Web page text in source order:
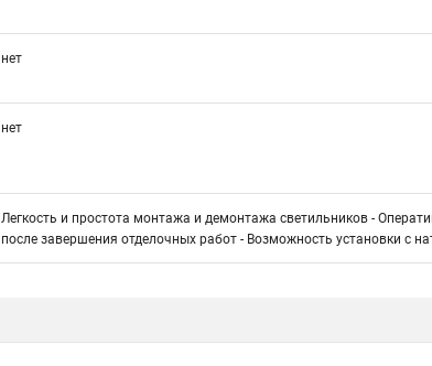
нет
нет
Легкость и простота монтажа и демонтажа светильников -
после завершения отделочных работ - Возможность установки с